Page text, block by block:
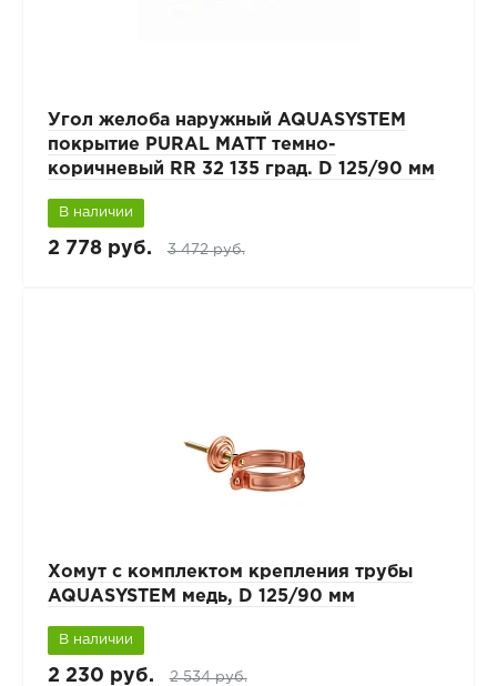
Угол желоба наружный AQUASYSTEM
покрытие PURAL MATT темно-
коричневый RR 32 135 град. D 125/90 мм
В наличии
2 778 руб. 3 472 руб.
Хомут с комплектом крепления трубы
AQUASYSTEM медь, D 125/90 мм
В наличии
2 230 руб. 2 534 руб.